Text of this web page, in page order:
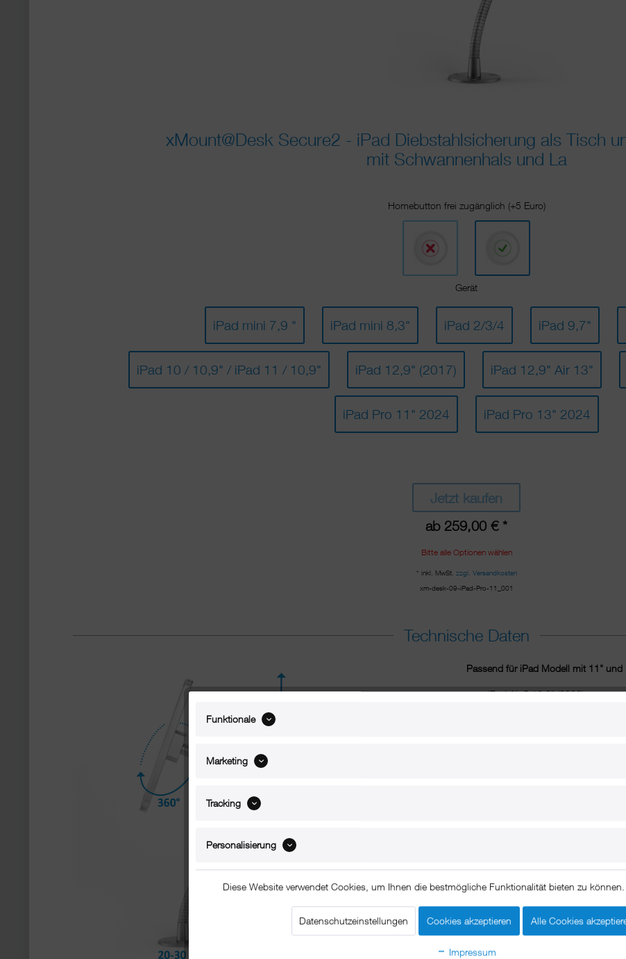
xMount@Desk Secure2 - iPad Diebstahlsicherung als Tisch
mit Schwannenhals und La
Homebutton frei zugänglich (+5 Euro)
Gerät
iPad mini 7,9 " iPad mini 8,3" iPad 2/3/4 iPad 9,7"
iPad 10 / 10,9" / iPad 11 / 10,9" iPad 12,9" (2017) iPad 12,9" Air 13"
iPad Pro 11" 2024 iPad Pro 13" 2024
Jetzt kaufen
ab 259,00 € *
Bitte alle Optionen wählen
* inkl. MwSt. zzgl. Versandkosten
xm-desk-09-iPad-Pro-11_001
Technische Daten
Passend für iPad Modell mit 11" und
iPad Air 5 10,9" (2022)
Funktionale
Marketing
Tracking
Personalisierung
Diese Website verwendet Cookies, um Ihnen die bestmögliche Funktionalität bieten zu können.
Datenschutzeinstellungen Cookies akzeptieren Alle Cookies
Impressum